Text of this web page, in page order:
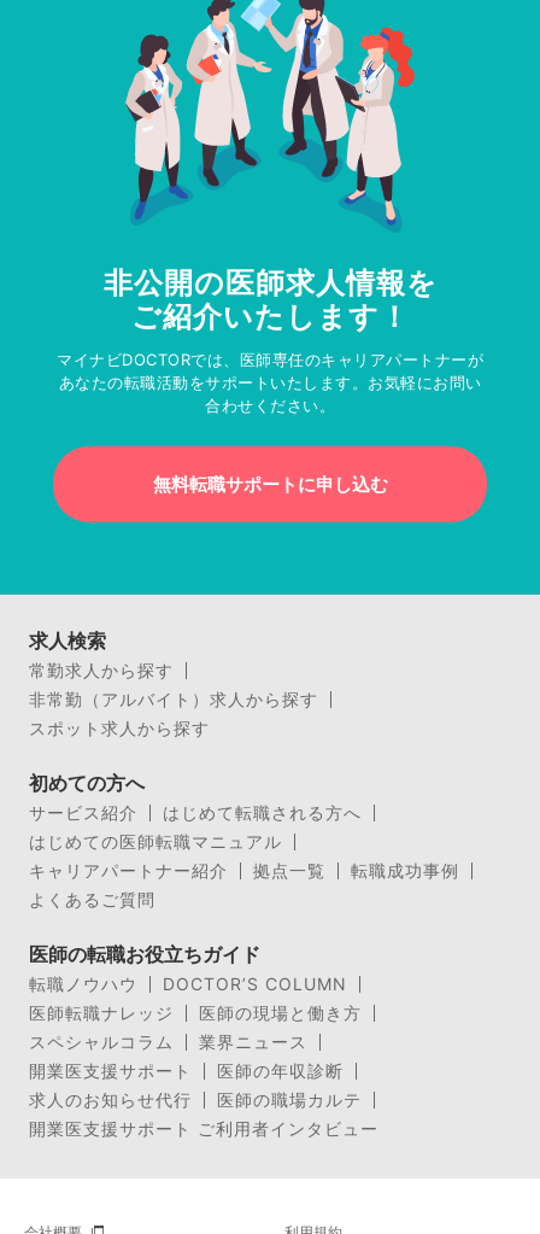
非公開の医師求人情報を
ご紹介いたします！
マイナビDOCTORでは、医師専任のキャリアパートナーが
あなたの転職活動をサポートいたします。お気軽にお問い
合わせください。
無料転職サポートに申し込む
求人検索
常勤求人から探す
非常勤（アルバイト）求人から探す
スポット求人から探す
初めての方へ
サービス紹介
はじめて転職される方へ
はじめての医師転職マニュアル
キャリアパートナー紹介
拠点一覧
転職成功事例
よくあるご質問
医師の転職お役立ちガイド
転職ノウハウ
DOCTOR’S COLUMN
医師転職ナレッジ
医師の現場と働き方
スペシャルコラム
業界ニュース
開業医支援サポート
医師の年収診断
求人のお知らせ代行
医師の職場カルテ
開業医支援サポート ご利用者インタビュー